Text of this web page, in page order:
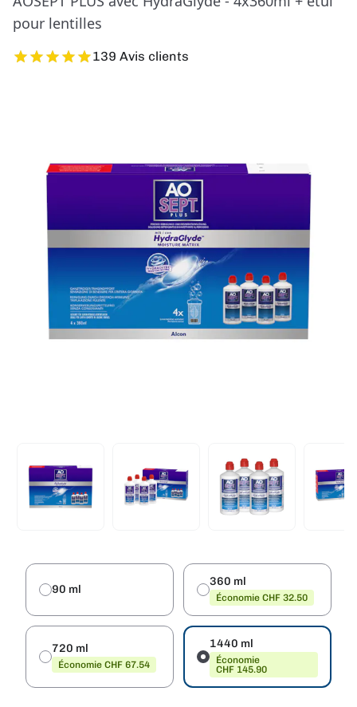
pour lentilles
139 Avis clients
90 ml
360 ml
Économie CHF 32.50
720 ml
Économie CHF 67.54
1440 ml
Économie
CHF 145.90